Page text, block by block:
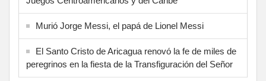
Murió Jorge Messi, el papá de Lionel Messi
El Santo Cristo de Aricagua renovó la fe de miles de
peregrinos en la fiesta de la Transfiguración del Señor